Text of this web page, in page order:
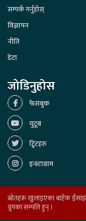
सम्पर्क गर्नुहोस्
विज्ञापन
नीति
डेटा
जोडिनुहोस
फेसबुक
युटूब
ट्विटहरु
इन्स्टाग्राम
स्रोतहरू खुलाइएका बाहेक
ग्रुपका सम्पत्ति हुन् ।